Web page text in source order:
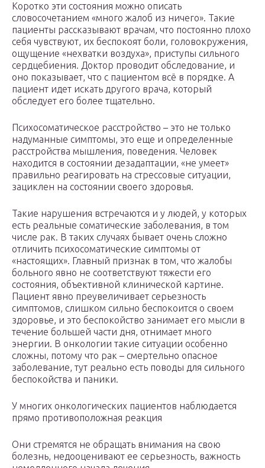
Коротко эти состояния можно описать
словосочетанием «много жалоб из ничего». Такие
пациенты рассказывают врачам, что постоянно плохо
себя чувствуют, их беспокоят боли, головокружения,
ощущение «нехватки воздуха», приступы сильного
сердцебиения. Доктор проводит обследование, и
оно показывает, что с пациентом всё в порядке. А
пациент идет искать другого врача, который
обследует его более тщательно.
Психосоматическое расстройство – это не только
надуманные симптомы, это еще и определенные
расстройства мышления, поведения. Человек
находится в состоянии дезадаптации, «не умеет»
правильно реагировать на стрессовые ситуации,
зациклен на состоянии своего здоровья.
Такие нарушения встречаются и у людей, у которых
есть реальные соматические заболевания, в том
числе рак. В таких случаях бывает очень сложно
отличить психосоматические симптомы от
«настоящих». Главный признак в том, что жалобы
больного явно не соответствуют тяжести его
состояния, объективной клинической картине.
Пациент явно преувеличивает серьезность
симптомов, слишком сильно беспокоится о своем
здоровье, и это беспокойство занимает его мысли в
течение большей части дня, отнимает много
энергии. В онкологии такие ситуации особенно
сложны, потому что рак – смертельно опасное
заболевание, тут реально есть поводы для сильного
беспокойства и паники.
У многих онкологических пациентов наблюдается
прямо противоположная реакция
Они стремятся не обращать внимания на свою
болезнь, недооценивают ее серьезность, важность